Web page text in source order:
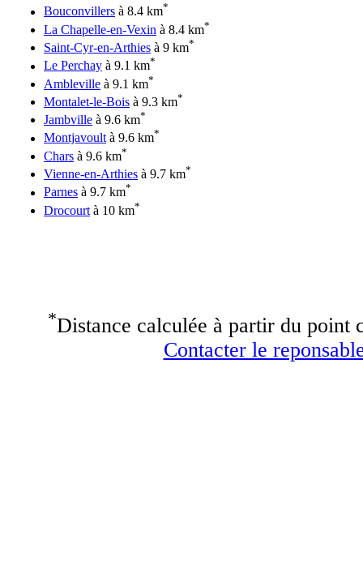
Bouconvillers à 8.4 km*
La Chapelle-en-Vexin à 8.4 km*
Saint-Cyr-en-Arthies à 9 km*
Le Perchay à 9.1 km*
Ambleville à 9.1 km*
Montalet-le-Bois à 9.3 km*
Jambville à 9.6 km*
Montjavoultà 9.6 km*
Chars à 9.6 km*
Vienne-en-Arthies à 9.7 km*
Parnes à 9.7 km*
Drocourt à 10 km*
*Distance calculée à partir du point
Contacter le